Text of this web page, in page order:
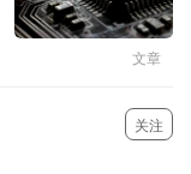
文章
关注